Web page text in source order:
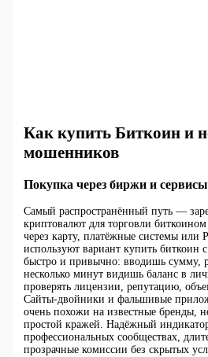
Как купить Биткоин и
мошенников
Покупка через биржи и сервисы
Самый распространённый путь —
криптовалют для торговли
через карту, платёжные системы или
используют вариант купить биткоин
быстро и привычно: вводишь сумму,
несколько минут видишь баланс в
проверять лицензии, репутацию,
Сайты‑двойники и фальшивые
очень похожи на известные бренды,
простой кражей. Надёжный
профессиональных сообществах,
прозрачные комиссии без скрытых